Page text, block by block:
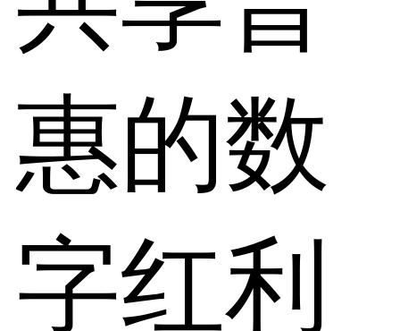
惠的数
字红利